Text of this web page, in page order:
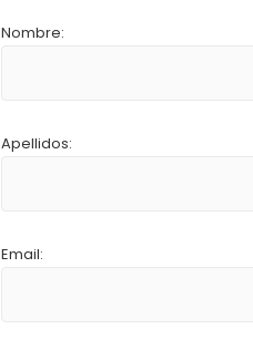
Nombre:
Apellidos:
Email: